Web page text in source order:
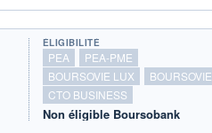
ÉLIGIBILITÉ
PEA
PEA-PME
BOURSOVIE LUX
BOURSOVIE
CTO BUSINESS
Non éligible Boursobank